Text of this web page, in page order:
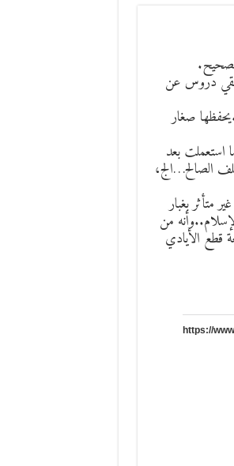
دروس عن
صغار
استعملت بعد
الصالح…الج،
متأثر بغبار
من
قطع الأيادي